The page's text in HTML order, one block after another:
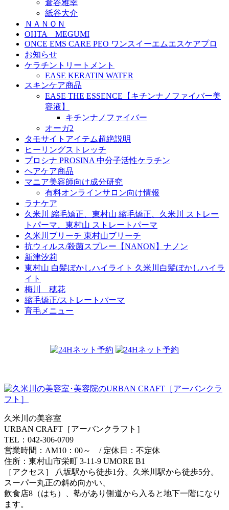
倉谷雅幸
紙谷大介
ＮＡＮＯＮ
OHTA MEGUMI
ONCE EMS CARE PEO ワンスイーエムエスケアプロ
お知らせ
ケラチントリートメント
EASE KERATIN WATER
スキンケア商品
EASE THE ESSENCE【キチンナノファイバー美
容液】
キチンナノファイバー
オーガ2
タモサイトアイテム超絶説明
ヒーリングストレッチ
プロシナ PROSINA 中分子活性ケラチン
ヘアケア商品
マニア美容師向け成分研究
有料オンラインサロン向け情報
ラナケア
久米川 縮毛矯正、東村山 縮毛矯正、久米川 ストレー
トパーマ、東村山 ストレートパーマ
久米川ブリーチ 東村山ブリーチ
抗ウィルス/殺菌スプレー【NANON】ナノン
新津汐莉
東村山 白髪ぼかしハイライト 久米川白髪ぼかしハイラ
イト
梅川 穂花
縮毛矯正/ストレートパーマ
育毛メニュー
久米川の美容室
URBAN CRAFT［アーバンクラフト］
TEL：042-306-0709
営業時間：AM10：00～ / 定休日：不定休
住所：東村山市栄町 3-11-9 UMORE B1
［アクセス］ 八坂駅から徒歩1分。久米川駅から徒歩5分。
スーパー丸正の斜め向かい、
飲食店8（はち）、塾があり側道から入ると地下一階になり
ます。